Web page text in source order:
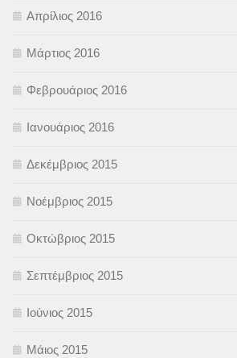
Απρίλιος 2016
Μάρτιος 2016
Φεβρουάριος 2016
Ιανουάριος 2016
Δεκέμβριος 2015
Νοέμβριος 2015
Οκτώβριος 2015
Σεπτέμβριος 2015
Ιούνιος 2015
Μάιος 2015